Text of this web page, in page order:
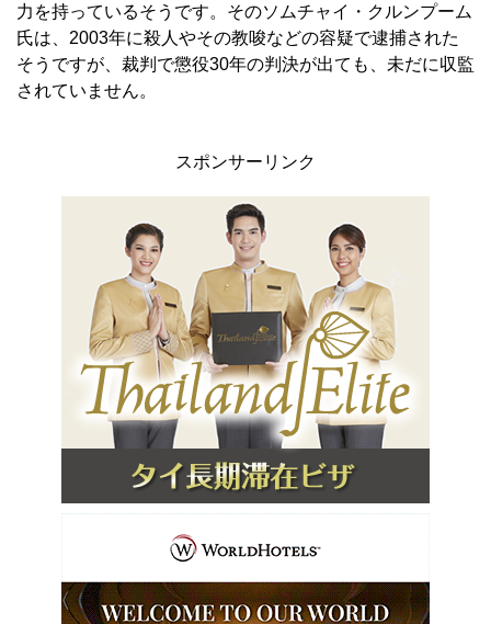
力を持っているそうです。そのソムチャイ・クルンプーム
氏は、2003年に殺人やその教唆などの容疑で逮捕された
そうですが、裁判で懲役30年の判決が出ても、未だに収監
されていません。
スポンサーリンク